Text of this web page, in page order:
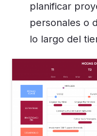
planificar
personales o
lo largo del